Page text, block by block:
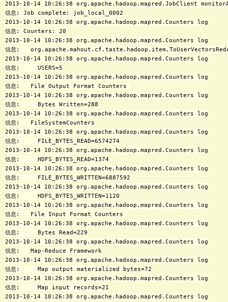
2013-10-14 10:26:38 org.apache.hadoop.mapred.JobClient
信息: Job complete: job_local_0002
2013-10-14 10:26:38 org.apache.hadoop.mapred.Counters log
信息: Counters: 20
2013-10-14 10:26:38 org.apache.hadoop.mapred.Counters log
信息:
2013-10-14 10:26:38 org.apache.hadoop.mapred.Counters log
信息:     USERS=5
2013-10-14 10:26:38 org.apache.hadoop.mapred.Counters log
信息:   File Output Format Counters
2013-10-14 10:26:38 org.apache.hadoop.mapred.Counters log
信息:     Bytes Written=288
2013-10-14 10:26:38 org.apache.hadoop.mapred.Counters log
信息:   FileSystemCounters
2013-10-14 10:26:38 org.apache.hadoop.mapred.Counters log
信息:     FILE_BYTES_READ=6574274
2013-10-14 10:26:38 org.apache.hadoop.mapred.Counters log
信息:     HDFS_BYTES_READ=1374
2013-10-14 10:26:38 org.apache.hadoop.mapred.Counters log
信息:     FILE_BYTES_WRITTEN=6887592
2013-10-14 10:26:38 org.apache.hadoop.mapred.Counters log
信息:     HDFS_BYTES_WRITTEN=1120
2013-10-14 10:26:38 org.apache.hadoop.mapred.Counters log
信息:   File Input Format Counters
2013-10-14 10:26:38 org.apache.hadoop.mapred.Counters log
信息:     Bytes Read=229
2013-10-14 10:26:38 org.apache.hadoop.mapred.Counters log
信息:   Map-Reduce Framework
2013-10-14 10:26:38 org.apache.hadoop.mapred.Counters log
信息:     Map output materialized bytes=72
2013-10-14 10:26:38 org.apache.hadoop.mapred.Counters log
信息:     Map input records=21
2013-10-14 10:26:38 org.apache.hadoop.mapred.Counters log